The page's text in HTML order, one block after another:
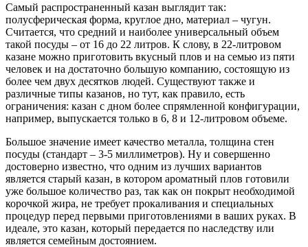
Самый распространенный казан выглядит так:
полусферическая форма, круглое дно, материал – чугун.
Считается, что средний и наиболее универсальный объем
такой посуды – от 16 до 22 литров. К слову, в 22-литровом
казане можно приготовить вкусный плов и на семью из пяти
человек и на достаточно большую компанию, состоящую из
более чем двух десятков людей. Существуют также и
различные типы казанов, но тут, как правило, есть
ограничения: казан с дном более спрямленной конфигурации,
например, выпускается только в 6, 8 и 12-литровом объеме.
Большое значение имеет качество металла, толщина стен
посуды (стандарт – 3-5 миллиметров). Ну и совершенно
достоверно известно, что одним из лучших вариантов
является старый казан, в котором ароматный плов готовили
уже большое количество раз, так как он покрыт необходимой
корочкой жира, не требует прокаливания и специальных
процедур перед первыми приготовлениями в ваших руках. В
идеале, это казан, который передается по наследству или
является семейным достоянием.